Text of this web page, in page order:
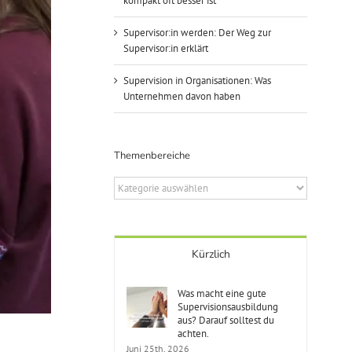
Supervisor:in werden: Der Weg zur
Supervisor:in erklärt
Supervision in Organisationen: Was
Unternehmen davon haben
Themenbereiche
Themenbereiche
Kürzlich
Was macht eine gute
Supervisionsausbildung
aus? Darauf solltest du
achten.
Juni 25th, 2026